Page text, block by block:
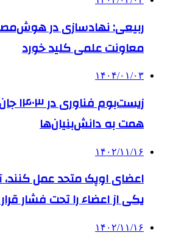
ربیعی: نهادسازی در
معاونت علمی کلید خورد
۱۴۰۴/۰۱/۰۳
همت به دانش‌بنیان‌ها
۱۴۰۲/۱۱/۱۶
اعضای اوپک متحد عمل کنند،
یکی از اعضاء را تحت فشار
۱۴۰۲/۱۱/۱۶